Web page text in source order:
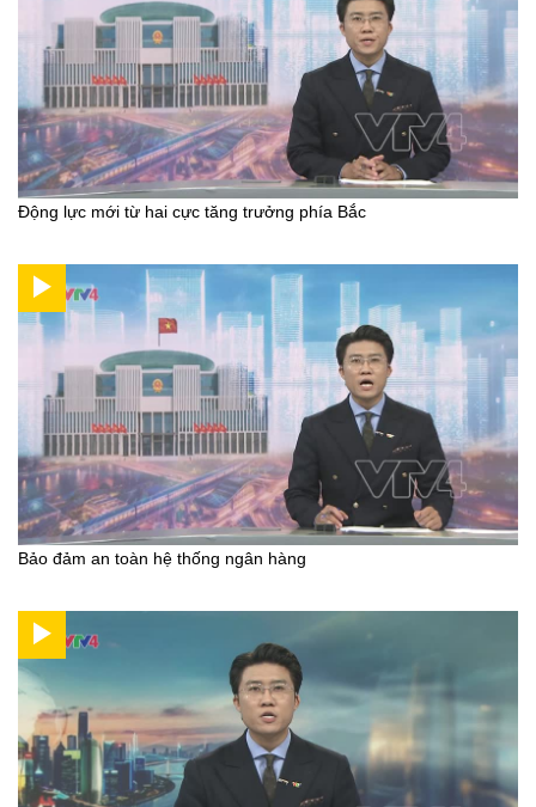
Động lực mới từ hai cực tăng trưởng phía Bắc
Bảo đảm an toàn hệ thống ngân hàng